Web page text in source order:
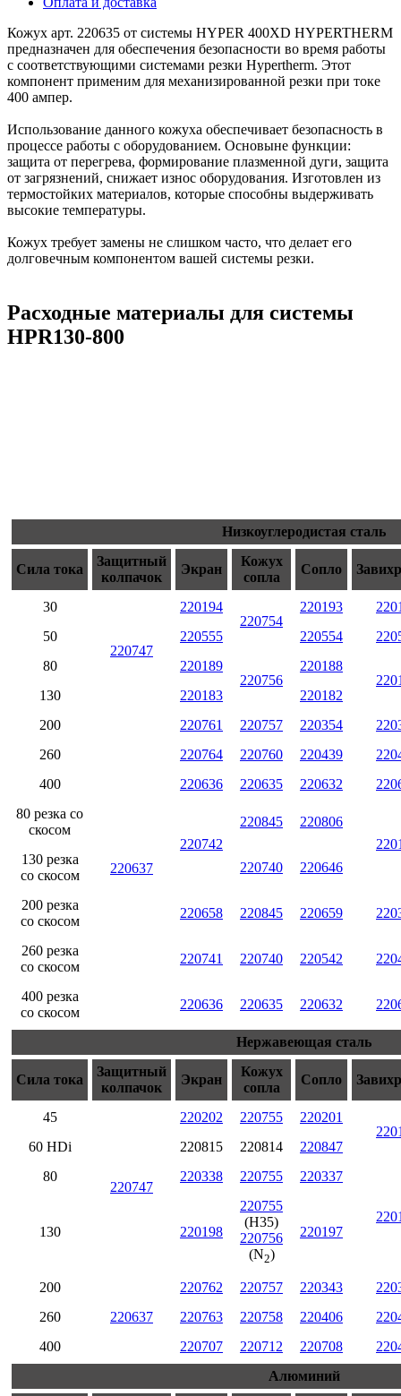
Кожух арт. 220635 от системы HYPER 400XD HYPERTHERM
предназначен для обеспечения безопасности во время работы
с соответствующими системами резки Hypertherm. Этот
компонент применим для механизированной резки при токе
400 ампер.
Использование данного кожуха обеспечивает безопасность в
процессе работы с оборудованием. Основыне функции:
защита от перегрева, формирование плазменной дуги, защита
от загрязнений, снижает износ оборудования. Изготовлен из
термостойких материалов, которые способны выдерживать
высокие температуры.
Кожух требует замены не слишком часто, что делает его
долговечным компонентом вашей системы резки.
Расходные материалы для системы
HPR130-800
Низкоуглеродистая сталь
Сила тока
Защитный
колпачок
Экран
Кожух
сопла
Сопло
30
220747
220194
220754
220193
50
220555 220554
80
220189
220756
220188
130
220183
220182
200
220637
220761 220757 220354
260
220764 220760 220439
400
220636 220635 220632
80 резка со
скосом
220742
220845
220806
130 резка
со скосом
220740 220646
200 резка
со скосом
220658 220845 220659
260 резка
со скосом
220741 220740 220542
400 резка
со скосом
220636 220635 220632
Нержавеющая сталь
Сила тока
Защитный
колпачок
Экран
Кожух
сопла
Сопло
45
220747
220202 220755
220201
60 HDi
220815 220814
220847
80
220338 220755 220337
130
220198
220755
(H35)
220756
(N2)
220197
200
220637
220762 220757 220343
260
220763 220758 220406
400
220707 220712 220708
Алюминий